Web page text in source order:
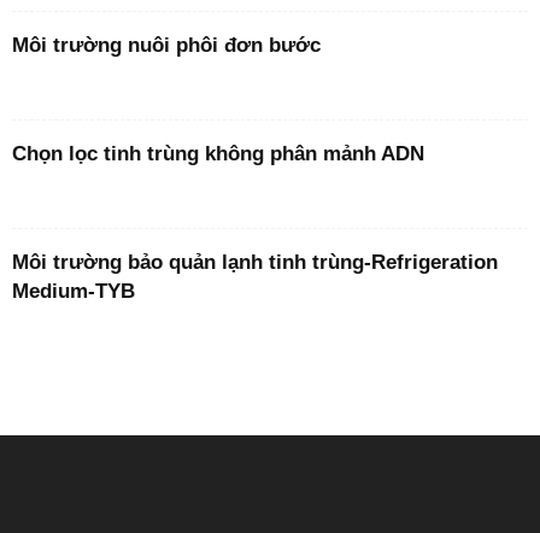
Môi trường nuôi phôi đơn bước
Chọn lọc tinh trùng không phân mảnh ADN
Môi trường bảo quản lạnh tinh trùng-Refrigeration
Medium-TYB